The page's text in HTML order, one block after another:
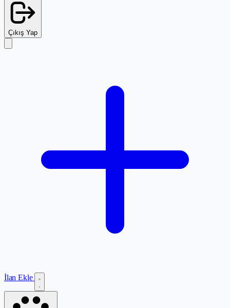
Çıkış Yap
İlan Ekle